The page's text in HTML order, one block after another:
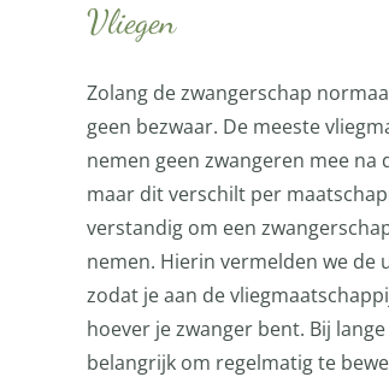
Vliegen
Zolang de zwangerschap
geen bezwaar. De meeste
nemen geen zwangeren mee na
maar dit verschilt per
verstandig om een
nemen. Hierin vermelden we de
zodat je aan de
hoever je zwanger bent. Bij
belangrijk om regelmatig te